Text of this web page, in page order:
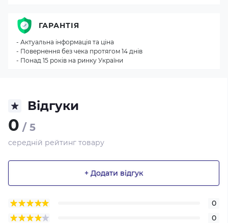
Відгуки
0 / 5
середній рейтинг товару
+ Додати відгук
0
0
ГАРАНТІЯ
- Актуальна інформація та ціна
- Повернення без чека протягом 14 днів
- Понад 15 років на ринку України